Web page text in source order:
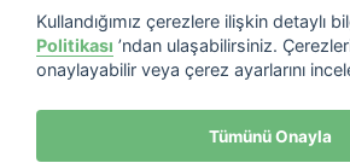
Kullandığımız çerezlere ilişkin detaylı
Politikası ’ndan ulaşabilirsiniz.
onaylayabilir veya çerez ayarlarını
Tümünü Onayla